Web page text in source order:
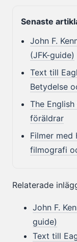
Senaste
John F.
(JFK-guide)
Text till
Betydelse
The
föräldrar
Filmer med
filmografi
Relaterade
John F.
guide)
Text till